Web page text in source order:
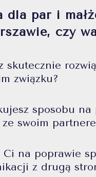
dla par i
czy
skutecznie
związku?
sposobu na
swoim
Ci na poprawie
z drugą